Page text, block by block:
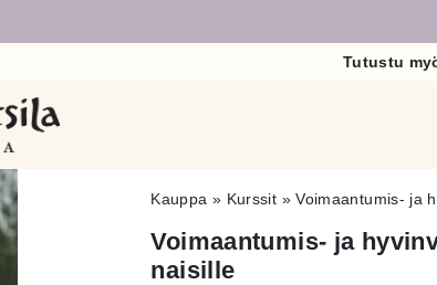
Tutustu
Kauppa » Kurssit »Voimaantumis- ja
Voimaantumis- ja
naisille